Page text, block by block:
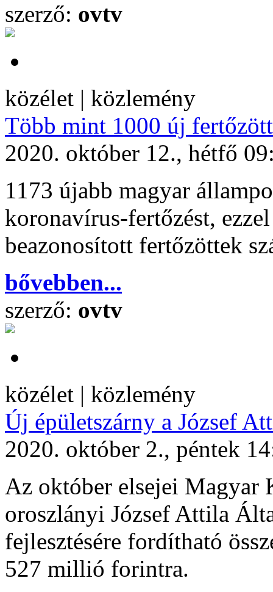
szerző: ovtv
közélet | közlemény
Több mint 1000 új fertőzött
2020. október 12., hétfő
1173 újabb magyar
koronavírus-fertőzést,
beazonosított fertőzöttek
bővebben...
szerző: ovtv
közélet | közlemény
Új épületszárny a József
2020. október 2., péntek
Az október elsejei Magyar
oroszlányi József Attila
fejlesztésére fordítható
527 millió forintra.